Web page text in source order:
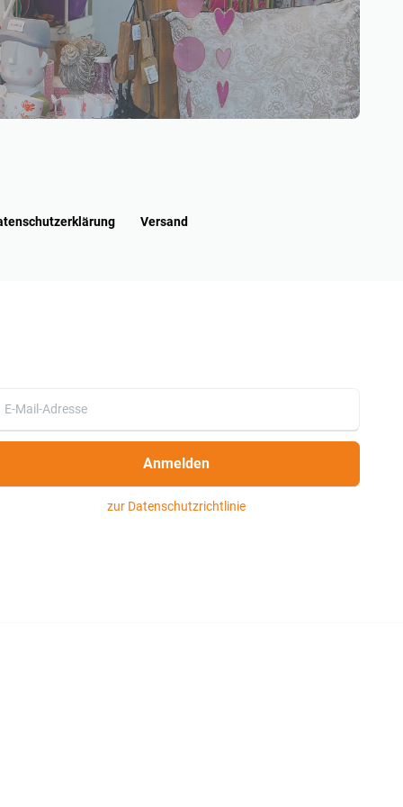
Versand
Anmelden
zur Datenschutzrichtlinie